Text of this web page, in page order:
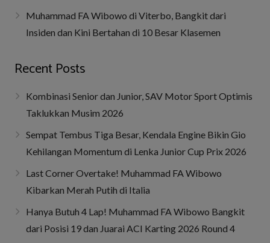
Muhammad FA Wibowo di Viterbo, Bangkit dari
Insiden dan Kini Bertahan di 10 Besar Klasemen
Recent Posts
Kombinasi Senior dan Junior, SAV Motor Sport Optimis
Taklukkan Musim 2026
Sempat Tembus Tiga Besar, Kendala Engine Bikin Gio
Kehilangan Momentum di Lenka Junior Cup Prix 2026
Last Corner Overtake! Muhammad FA Wibowo
Kibarkan Merah Putih di Italia
Hanya Butuh 4 Lap! Muhammad FA Wibowo Bangkit
dari Posisi 19 dan Juarai ACI Karting 2026 Round 4